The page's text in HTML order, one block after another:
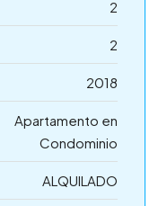
2
2
2018
Apartamento en
Condominio
ALQUILADO